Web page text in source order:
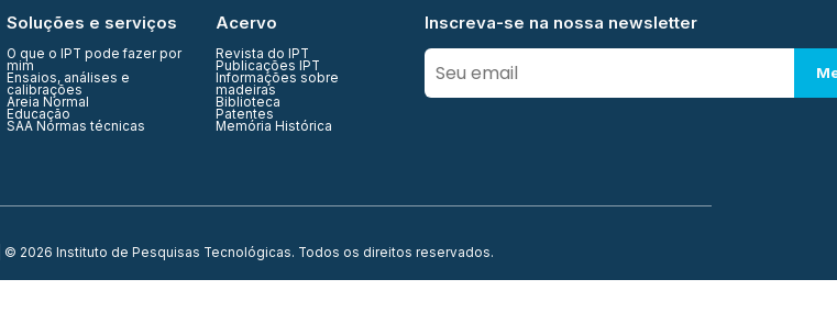
Soluções e serviços
O que o IPT pode fazer por
mim
Ensaios, análises e
calibrações
Areia Normal
Educação
SAA Normas técnicas
Acervo
Revista do IPT
Publicações IPT
Informações sobre
madeiras
Biblioteca
Patentes
Memória Histórica
Inscreva-se na nossa newsletter
| © 2026 Instituto de Pesquisas Tecnológicas. Todos os direitos reservados.